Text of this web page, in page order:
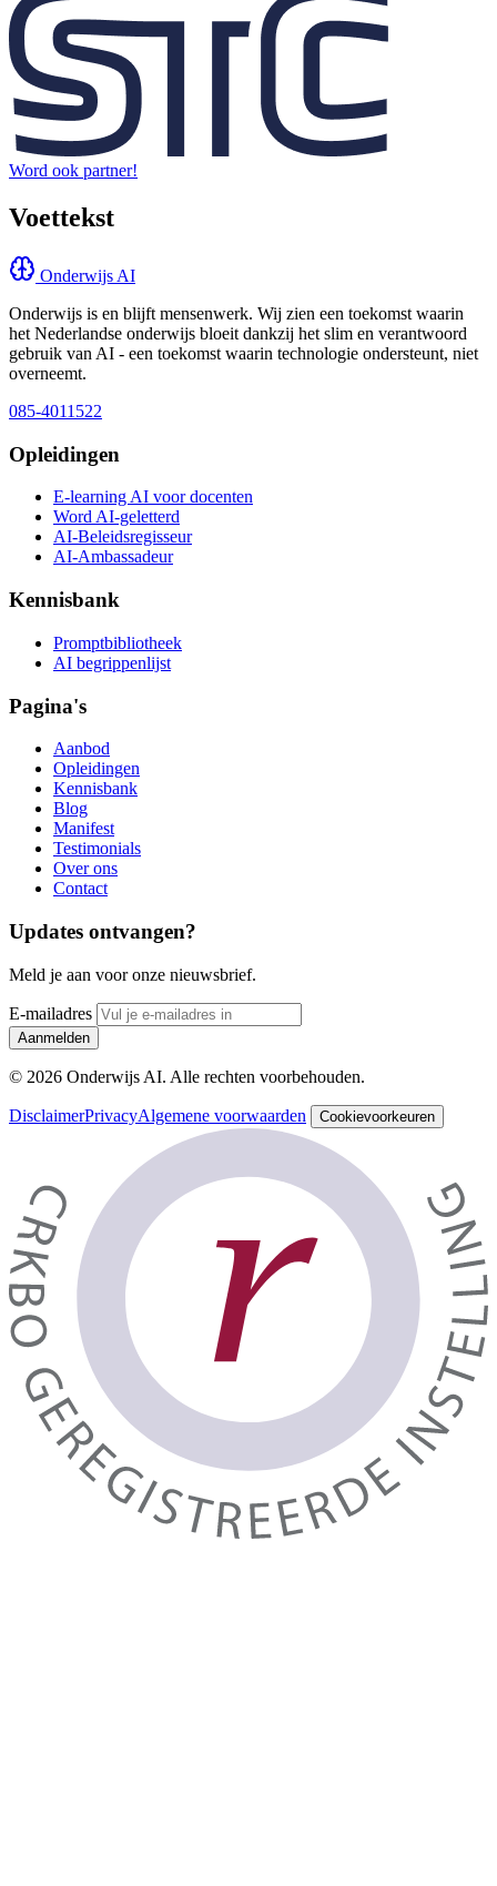
Word ook partner!
Voettekst
Onderwijs AI
Onderwijs is en blijft mensenwerk. Wij zien een toekomst waarin
het Nederlandse onderwijs bloeit dankzij het slim en verantwoord
gebruik van AI - een toekomst waarin technologie ondersteunt, niet
overneemt.
085-4011522
Opleidingen
E-learning AI voor docenten
Word AI-geletterd
AI-Beleidsregisseur
AI-Ambassadeur
Kennisbank
Promptbibliotheek
AI begrippenlijst
Pagina's
Aanbod
Opleidingen
Kennisbank
Blog
Manifest
Testimonials
Over ons
Contact
Updates ontvangen?
Meld je aan voor onze nieuwsbrief.
E-mailadres
Aanmelden
© 2026 Onderwijs AI. Alle rechten voorbehouden.
DisclaimerPrivacyAlgemene voorwaarden Cookievoorkeuren